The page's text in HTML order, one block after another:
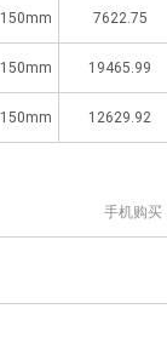
150mm 0.04mm
150mm 0.05mm
150mm 0.06mm
7622.75
19465.99
12629.92
手机购买